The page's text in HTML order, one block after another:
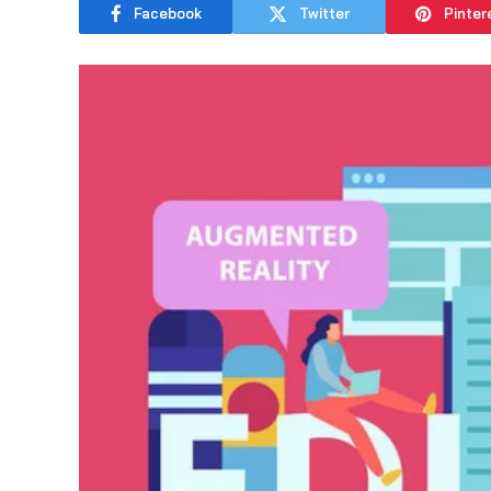
Facebook Twitter